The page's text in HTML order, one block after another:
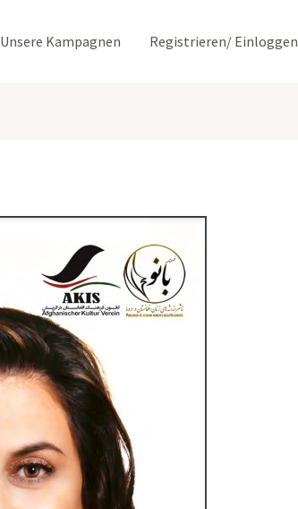
Unsere Kampagnen Registrieren/ Einloggen